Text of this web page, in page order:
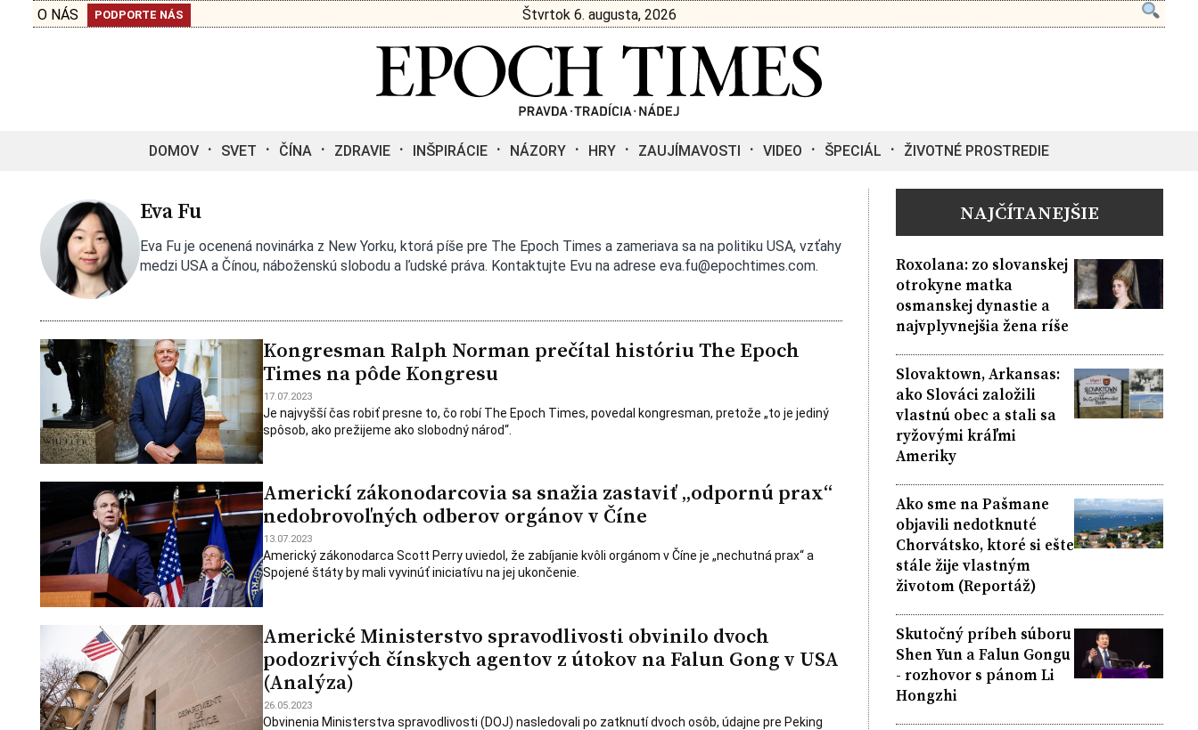
O NÁS PODPORTE NÁS Štvrtok 6. augusta, 2026
DOMOV SVET ČÍNA ZDRAVIE INŠPIRÁCIE NÁZORY HRY ZAUJÍMAVOSTI VIDEO ŠPECIÁL ŽIVOTNÉ PROSTREDIE
Eva Fu
Eva Fu je ocenená novinárka z New Yorku, ktorá píše pre The Epoch Times a zameriava sa na politiku USA, vzťahy
medzi USA a Čínou, náboženskú slobodu a ľudské práva. Kontaktujte Evu na adrese eva.fu@epochtimes.com.
Kongresman Ralph Norman prečítal históriu The Epoch
Times na pôde Kongresu
17.07.2023
Je najvyšší čas robiť presne to, čo robí The Epoch Times, povedal kongresman, pretože „to je jediný
spôsob, ako prežijeme ako slobodný národ“.
Americkí zákonodarcovia sa snažia zastaviť „odpornú prax“
nedobrovoľných odberov orgánov v Číne
13.07.2023
Americký zákonodarca Scott Perry uviedol, že zabíjanie kvôli orgánom v Číne je „nechutná prax“ a
Spojené štáty by mali vyvinúť iniciatívu na jej ukončenie.
Americké Ministerstvo spravodlivosti obvinilo dvoch
podozrivých čínskych agentov z útokov na Falun Gong v USA
(Analýza)
26.05.2023
Obvinenia Ministerstva spravodlivosti (DOJ) nasledovali po zatknutí dvoch osôb, údajne pre Peking
NAJČÍTANEJŠIE
Roxolana: zo slovanskej
otrokyne matka
osmanskej dynastie a
najvplyvnejšia žena ríše
Slovaktown, Arkansas:
ako Slováci založili
vlastnú obec a stali sa
ryžovými kráľmi
Ameriky
Ako sme na Pašmane
objavili nedotknuté
Chorvátsko, ktoré si ešte
stále žije vlastným
životom (Reportáž)
Skutočný príbeh súboru
Shen Yun a Falun Gongu
- rozhovor s pánom Li
Hongzhi